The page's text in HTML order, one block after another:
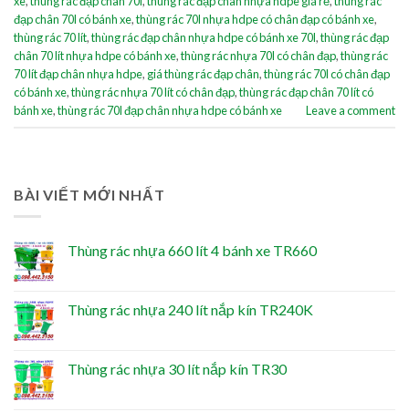
đạp chân 70l có bánh xe,thùng rác 70l nhựa hdpe có chân đạp có bánh xe,
thùng rác 70 lít,thùng rác đạp chân nhựa hdpe có bánh xe 70l,thùng rác đạp
chân 70 lít nhựa hdpe có bánh xe,thùng rác nhựa 70l có chân đạp,thùng rác
70 lít đạp chân nhựa hdpe, giá thùng rác đạp chân,thùng rác 70l có chân đạp
có bánh xe,thùng rác nhựa 70 lít có chân đạp,thùng rác đạp chân 70 lít có
bánh xe,thùng rác 70l đạp chân nhựa hdpe có bánh xe Leave a comment
BÀI VIẾT MỚI NHẤT
Thùng rác nhựa 660 lít 4 bánh xe TR660
Thùng rác nhựa 240 lít nắp kín TR240K
Thùng rác nhựa 30 lít nắp kín TR30